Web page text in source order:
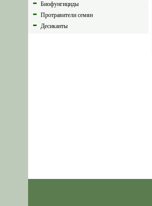
Биофунгициды
Протравители семян
Десиканты